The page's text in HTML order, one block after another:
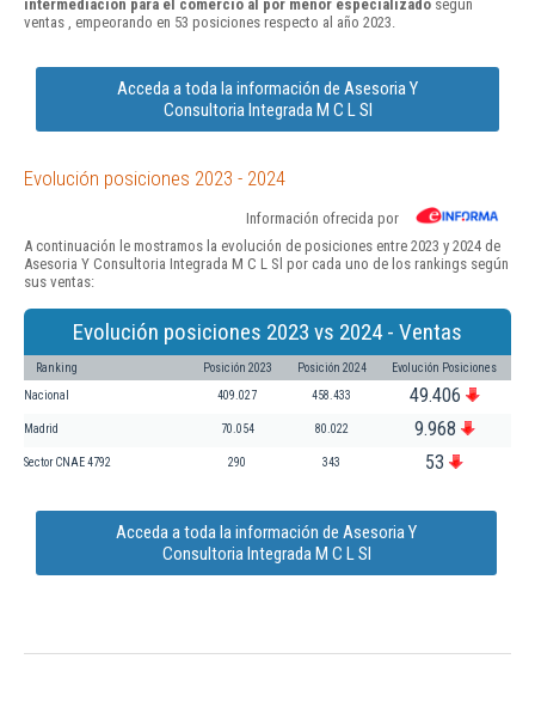
intermediación para el comercio al por menor especializado según
ventas , empeorando en 53 posiciones respecto al año 2023.
Acceda a toda la información de Asesoria Y
Consultoria Integrada M C L Sl
Evolución posiciones 2023 - 2024
Información ofrecida por
A continuación le mostramos la evolución de posiciones entre 2023 y 2024 de
Asesoria Y Consultoria Integrada M C L Sl por cada uno de los rankings según
sus ventas:
Evolución posiciones 2023 vs 2024 - Ventas
Ranking Posición 2023 Posición 2024 Evolución Posiciones
Nacional 409.027 458.433 49.406
Madrid 70.054 80.022 9.968
Sector CNAE 4792 290 343 53
Acceda a toda la información de Asesoria Y
Consultoria Integrada M C L Sl